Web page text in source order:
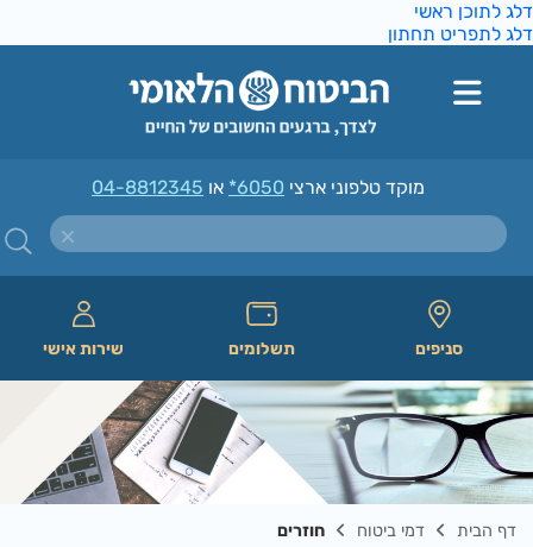
לתוכן ראשי
לתפריט תחתון
מוקד טלפוני ארצי*6050או04-8812345
סניפים תשלומים שירות אישי
דף הבית דמי ביטוח חוזרים